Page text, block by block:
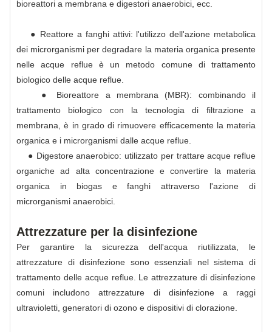
bioreattori a membrana e digestori anaerobici, ecc.
● Reattore a fanghi attivi: l'utilizzo dell'azione metabolica
dei microrganismi per degradare la materia organica presente
nelle acque reflue è un metodo comune di trattamento
biologico delle acque reflue.
● Bioreattore a membrana (MBR): combinando il
trattamento biologico con la tecnologia di filtrazione a
membrana, è in grado di rimuovere efficacemente la materia
organica e i microrganismi dalle acque reflue.
● Digestore anaerobico: utilizzato per trattare acque reflue
organiche ad alta concentrazione e convertire la materia
organica in biogas e fanghi attraverso l'azione di
microrganismi anaerobici.
Attrezzature per la disinfezione
Per garantire la sicurezza dell'acqua riutilizzata, le
attrezzature di disinfezione sono essenziali nel sistema di
trattamento delle acque reflue. Le attrezzature di disinfezione
comuni includono attrezzature di disinfezione a raggi
ultravioletti, generatori di ozono e dispositivi di clorazione.